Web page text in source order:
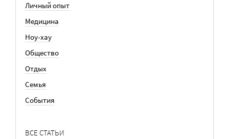
Личный опыт
Медицина
Ноу-хау
Общество
Отдых
Семья
События
ВСЕ СТАТЬИ